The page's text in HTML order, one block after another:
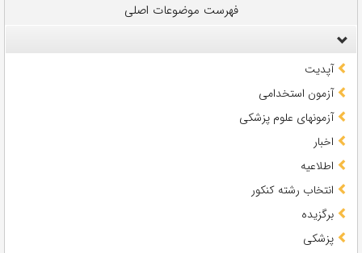
فهرست موضوعات اصلی
آپدیت
آزمون استخدامی
آزمونهای علوم پزشکی
اخبار
اطلاعیه
انتخاب رشته کنکور
برگزیده
پزشکی